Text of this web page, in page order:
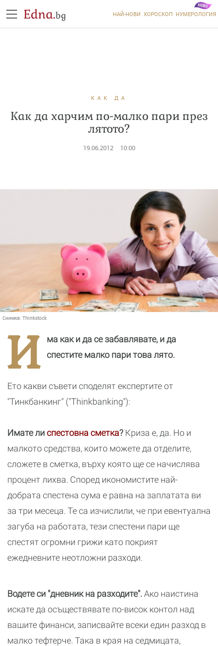
Edna.bg НАЙ-НОВИ ХОРОСКОП НУМЕРОЛОГИЯ
КАК ДА
Как да харчим по-малко пари през
лятото?
19.06.2012 10:00
Снимка: Thinkstock
И
ма как и да се забавлявате, и да
спестите малко пари това лято.
Ето какви съвети споделят експертите от
"Тинкбанкинг" ("Thinkbanking"):
Имате лиспестовна сметка? Криза е, да. Но и
малкото средства, които можете да отделите,
сложете в сметка, върху която ще се начислява
процент лихва. Според икономистите най-
добрата спестена сума е равна на заплатата ви
за три месеца. Те са изчислили, че при евентуална
загуба на работата, тези спестени пари ще
спестят огромни грижи като покрият
ежедневните неотложни разходи.
Водете си "дневник на разходите".Ако наистина
искате да осъществявате по-висок контол над
вашите финанси, записвайте всеки един разход в
малко тефтерче. Така в края на седмицата,